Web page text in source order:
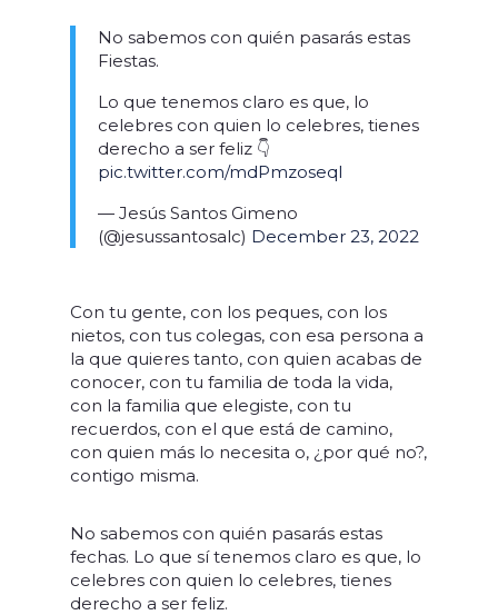
No sabemos con quién pasarás estas
Fiestas.
Lo que tenemos claro es que, lo
celebres con quien lo celebres, tienes
derecho a ser feliz 👇
pic.twitter.com/mdPmzoseqI
— Jesús Santos Gimeno
(@jesussantosalc) December 23, 2022
Con tu gente, con los peques, con los
nietos, con tus colegas, con esa persona a
la que quieres tanto, con quien acabas de
conocer, con tu familia de toda la vida,
con la familia que elegiste, con tu
recuerdos, con el que está de camino,
con quien más lo necesita o, ¿por qué no?,
contigo misma.
No sabemos con quién pasarás estas
fechas. Lo que sí tenemos claro es que, lo
celebres con quien lo celebres, tienes
derecho a ser feliz.